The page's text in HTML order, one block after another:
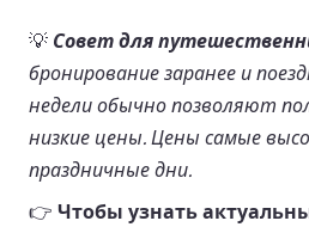
💡 Совет для
бронирование заранее и
недели обычно позволяют
низкие цены. Цены самые
праздничные дни.
👉 Чтобы узнать